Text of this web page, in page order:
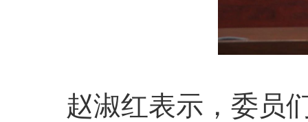
赵淑红表示，委员